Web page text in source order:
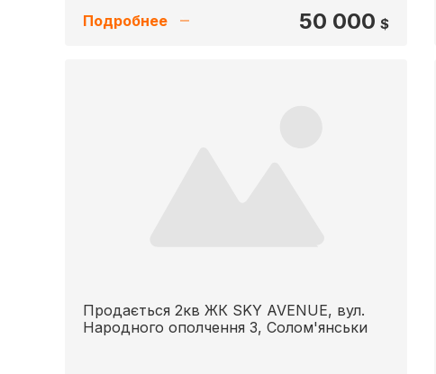
Подробнее 50 000 $
Продається 2кв ЖК SKY AVENUE, вул.
Народного ополчення 3, Солом'янськи